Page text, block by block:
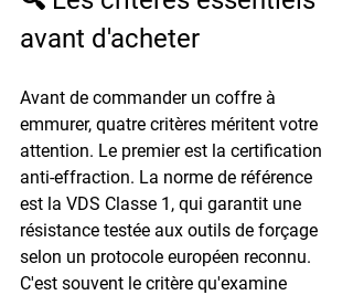
avant d'acheter
Avant de commander un coffre à
emmurer, quatre critères méritent votre
attention. Le premier est la certification
anti-effraction. La norme de référence
est la VDS Classe 1 , qui garantit une
résistance testée aux outils de forçage
selon un protocole européen reconnu.
C'est souvent le critère qu'examine